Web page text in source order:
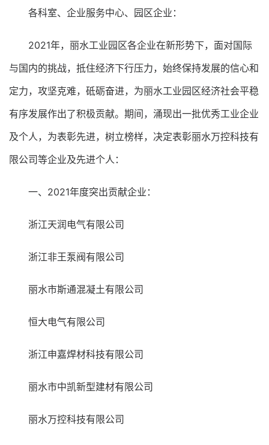
各科室、企业服务中心、园区企业：
2021年，丽水工业园区各企业在新形势下，面对国际
与国内的挑战，抵住经济下行压力，始终保持发展的信心和
定力，攻坚克难，砥砺奋进，为丽水工业园区经济社会平稳
有序发展作出了积极贡献。期间，涌现出一批优秀工业企业
及个人，为表彰先进，树立榜样，决定表彰丽水万控科技有
限公司等企业及先进个人：
一、2021年度突出贡献企业：
浙江天润电气有限公司
浙江非王泵阀有限公司
丽水市斯通混凝土有限公司
恒大电气有限公司
浙江申嘉焊材科技有限公司
丽水市中凯新型建材有限公司
丽水万控科技有限公司